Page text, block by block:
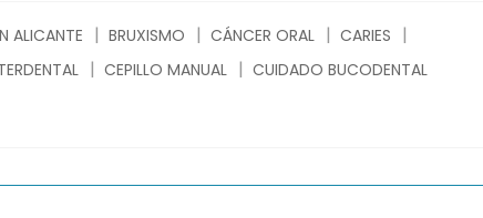
ALICANTE BRUXISMO CÁNCER ORAL
CARIES
CEPILLO MANUAL CUIDADO BUCODENTAL